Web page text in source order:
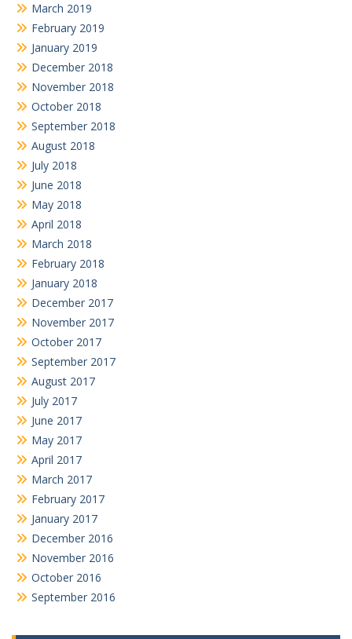
March 2019
February 2019
January 2019
December 2018
November 2018
October 2018
September 2018
August 2018
July 2018
June 2018
May 2018
April 2018
March 2018
February 2018
January 2018
December 2017
November 2017
October 2017
September 2017
August 2017
July 2017
June 2017
May 2017
April 2017
March 2017
February 2017
January 2017
December 2016
November 2016
October 2016
September 2016